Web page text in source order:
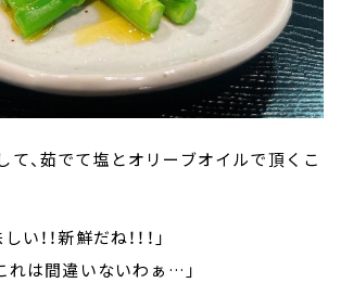
て、茹でて塩とオリーブオイルで頂くこ
！！新鮮だね！！！」
れは間違いないわぁ…」